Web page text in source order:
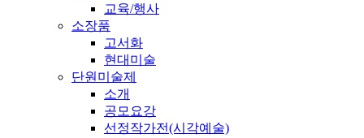
교육/행사
소장품
고서화
현대미술
단원미술제
소개
공모요강
선정작가전(시각예술)